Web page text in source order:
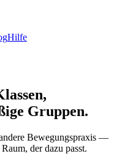
Hilfe
Gruppen.
Bewegungspraxis —
der dazu passt.